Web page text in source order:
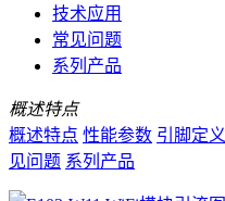
技术应用
常见问题
系列产品
概述特点
概述特点 性能参数 引脚定义
见问题 系列产品